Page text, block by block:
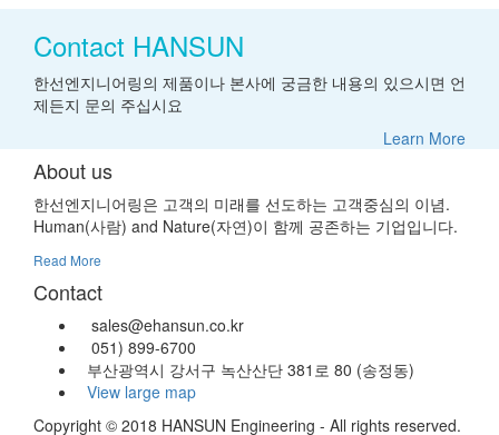
Contact HANSUN
한선엔지니어링의 제품이나 본사에 궁금한 내용의 있으시면 언
제든지 문의 주십시요
Learn More
About us
한선엔지니어링은 고객의 미래를 선도하는 고객중심의 이념.
Human(사람) and Nature(자연)이 함께 공존하는 기업입니다.
Read More
Contact
sales@ehansun.co.kr
051) 899-6700
부산광역시 강서구 녹산산단 381로 80 (송정동)
View large map
Copyright © 2018 HANSUN Engineering - All rights reserved.